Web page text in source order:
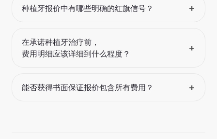
种植牙报价中有哪些明确的红旗信号？ +
在承诺种植牙治疗前，
费用明细应该详细到什么程度？
+
能否获得书面保证报价包含所有费用？ +